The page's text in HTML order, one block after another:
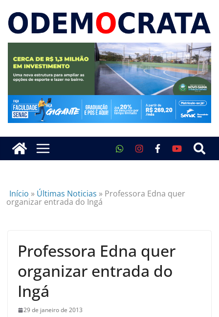
Início » Últimas Noticias » Professora Edna quer
organizar entrada do Ingá
Professora Edna quer
organizar entrada do
Ingá
29 de janeiro de 2013